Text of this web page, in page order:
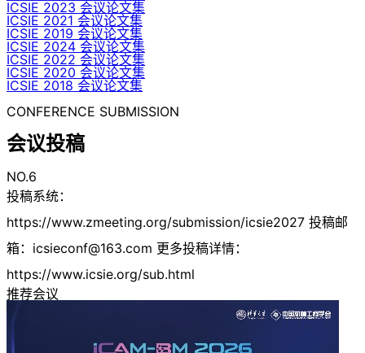
ICSIE 2023 会议论文集
ICSIE 2021 会议论文集
ICSIE 2019 会议论文集
ICSIE 2024 会议论文集
ICSIE 2022 会议论文集
ICSIE 2020 会议论文集
ICSIE 2018 会议论文集
CONFERENCE SUBMISSION
会议投稿
NO.6
投稿系统：
https://www.zmeeting.org/submission/icsie2027 投稿邮
箱： icsieconf@163.com 更多投稿详情：
https://www.icsie.org/sub.html
推荐会议